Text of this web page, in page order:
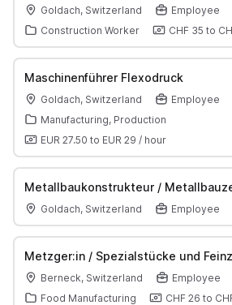
Goldach, Switzerland
Employee
Construction Worker
CHF 35 to
Maschinenführer Flexodruck
Goldach, Switzerland
Employee
Manufacturing, Production
EUR 27.50 to EUR 29 / hour
Metallbaukonstrukteur /
Goldach, Switzerland Employee
Metzger:in / Spezialstücke und
Berneck, Switzerland
Employee
Food Manufacturing
CHF 26 to